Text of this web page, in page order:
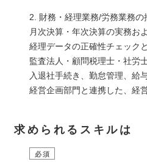
2. 財務・経理業務/労務業務の
月次決算・年次決算の実務お
経理データの正確性チェック
監査法人・顧問税理士・社労
入退社手続き、勤怠管理、給
経営企画部門と連携した、経
求められるスキルは
必須